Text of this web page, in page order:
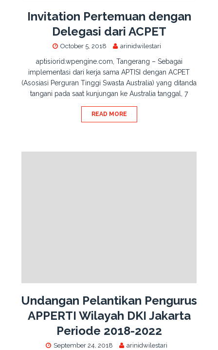
Invitation Pertemuan dengan
Delegasi dari ACPET
October 5, 2018 arinidwilestari
aptisiorid.wpengine.com, Tangerang – Sebagai
implementasi dari kerja sama APTISI dengan ACPET
(Asosiasi Perguran Tinggi Swasta Australia) yang ditanda
tangani pada saat kunjungan ke Australia tanggal, 7
READ MORE
Undangan Pelantikan Pengurus
APPERTI Wilayah DKI Jakarta
Periode 2018-2022
September 24, 2018 arinidwilestari